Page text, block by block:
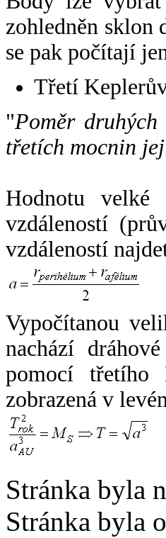
zohledněn sklon
se pak počítají
Třetí
"Poměr
třetích mocnin
Hodnotu velké
vzdáleností
vzdáleností
Vypočítanou
nachází
pomocí třetího
zobrazená v
Stránka byla
Stránka byla